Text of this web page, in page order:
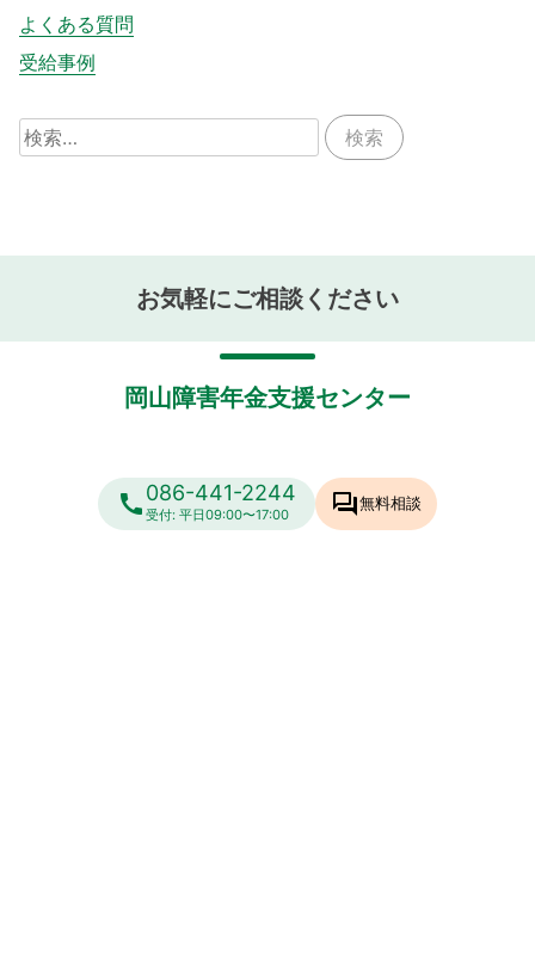
よくある質問
受給事例
検
索:
お気軽にご相談ください
岡山障害年金支援センター
call086-441-2244
受付: 平日09:00〜17:00 forum無料相談